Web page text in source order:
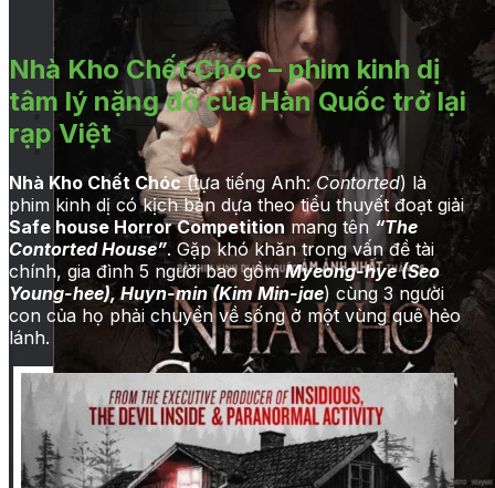
Trang chủ
Giới thiệu
Quảng cáo tại rạp
TVC chiếu trong phòng
chiếu
Chiếu TVC trên hệ thống
LCD của rạp
Quảng cáo ở sảnh chờ
Kích hoạt thương hiệu
Quảng cáo tại hành lang
Các hình thức quảng cáo
Nhà Kho Chết Chóc – phim kinh dị
tâm lý nặng đô của Hàn Quốc trở lại
rạp Việt
Nhà Kho Chết Chóc(tựa tiếng Anh:Contorted) là
phim kinh dị có kịch bản dựa theo tiểu thuyết đoạt giải
Safe house Horror Competition mang tên “The
Contorted House”. Gặp khó khăn trong vấn đề tài
chính, gia đình 5 người bao gồmMyeong-hye (Seo
Young-hee), Huyn-min (Kim Min-jae) cùng 3 người
con của họ phải chuyển về sống ở một vùng quê hẻo
lánh.